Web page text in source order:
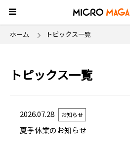
ホーム トピックス一覧
トピックス一覧
2026.07.28 お知らせ
夏季休業のお知らせ